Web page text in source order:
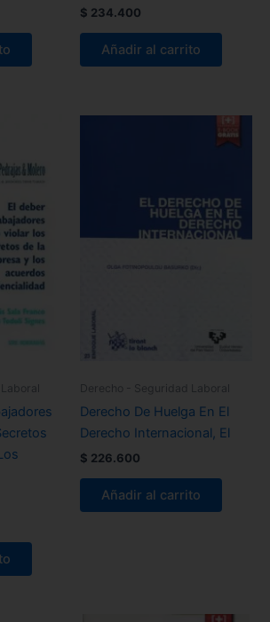
$ 234.400
Añadir al carrito
Derecho - Seguridad Laboral
Derecho De Huelga En El
Derecho Internacional, El
$ 226.600
Añadir al carrito